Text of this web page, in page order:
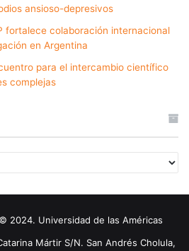
ansioso-depresivos
fortalece colaboración internacional
en Argentina
para el intercambio científico
complejas
2024. Universidad de las Américas
Mártir S/N. San Andrés Cholula,